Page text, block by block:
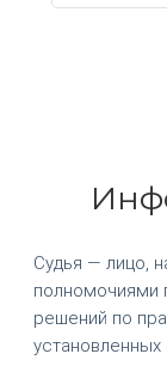
Судья — лицо,
полномочиями
решений по